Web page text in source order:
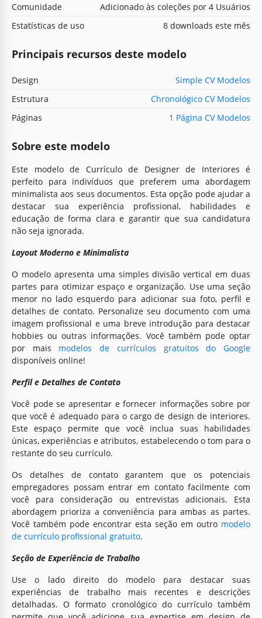
Comunidade
Adicionado às coleções por 4 Usuários
Estatísticas de uso
8 downloads este mês
Principais recursos deste modelo
Design
Simple CV Modelos
Estrutura
Chronológico CV Modelos
Páginas
1 Página CV Modelos
Sobre este modelo
Este modelo de Currículo de Designer de Interiores é
perfeito para indivíduos que preferem uma abordagem
minimalista aos seus documentos. Esta opção pode ajudar a
destacar sua experiência profissional, habilidades e
educação de forma clara e garantir que sua candidatura
não seja ignorada.
Layout Moderno e Minimalista
O modelo apresenta uma simples divisão vertical em duas
partes para otimizar espaço e organização. Use uma seção
menor no lado esquerdo para adicionar sua foto, perfil e
detalhes de contato. Personalize seu documento com uma
imagem profissional e uma breve introdução para destacar
hobbies ou outras informações. Você também pode optar
por mais modelos de currículos gratuitos do Google
disponíveis online!
Perfil e Detalhes de Contato
Você pode se apresentar e fornecer informações sobre por
que você é adequado para o cargo de design de interiores.
Este espaço permite que você inclua suas habilidades
únicas, experiências e atributos, estabelecendo o tom para o
restante do seu currículo.
Os detalhes de contato garantem que os potenciais
empregadores possam entrar em contato facilmente com
você para consideração ou entrevistas adicionais. Esta
abordagem prioriza a conveniência para ambas as partes.
Você também pode encontrar esta seção em outro modelo
de currículo profissional gratuito.
Seção de Experiência de Trabalho
Use o lado direito do modelo para destacar suas
experiências de trabalho mais recentes e descrições
detalhadas. O formato cronológico do currículo também